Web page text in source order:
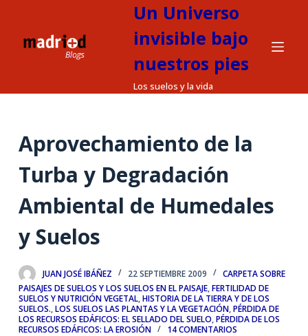
e
n
d
o
Un Universo
invisible bajo
nuestros pies
Los suelos y la vida
Aprovechamiento de la
Turba y Degradación
Ambiental de Humedales
y Suelos
JUAN JOSÉ IBÁÑEZ 22 SEPTIEMBRE 2009
CARPETA SOBRE
PAISAJES DE SUELOS Y LOS SUELOS EN EL PAISAJE,FERTILIDAD DE
SUELOS Y NUTRICIÓN VEGETAL,HISTORIA DE LA TIERRA Y DE LOS
SUELOS.,LOS SUELOS LAS PLANTAS Y LA VEGETACIÓN,PÉRDIDA DE
LOS RECURSOS EDÁFICOS: EL SELLADO DEL SUELO,PÉRDIDA DE LOS
RECURSOS EDÁFICOS: LA EROSIÓN
14 COMENTARIOS